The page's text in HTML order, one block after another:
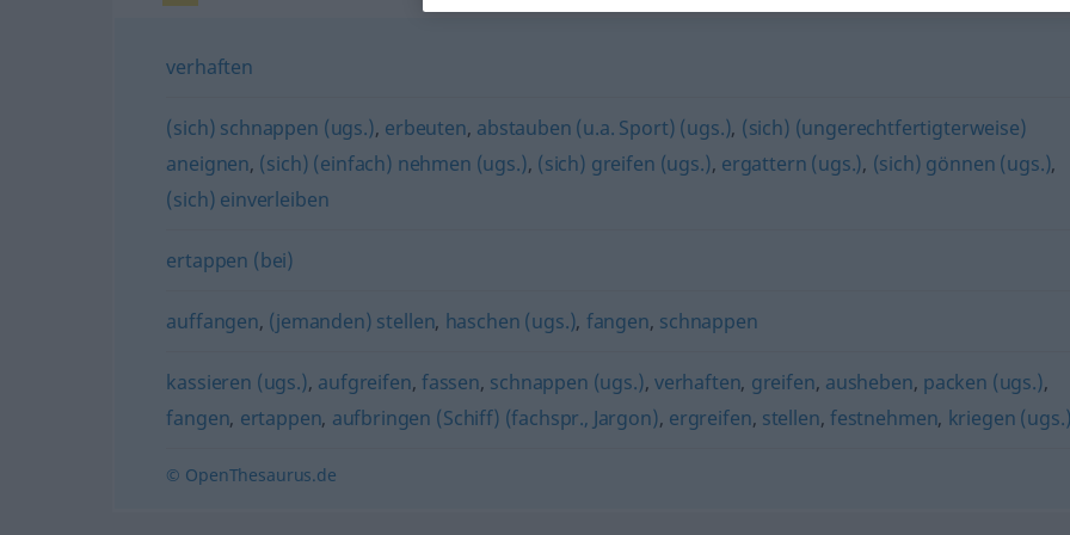
verhaften
(sich) schnappen (ugs.), erbeuten, abstauben (u.a. Sport) (ugs.), (sich) (ungerechtfertigterweise)
aneignen, (sich) (einfach) nehmen (ugs.), (sich) greifen (ugs.), ergattern (ugs.), (sich) gönnen (ugs.),
(sich) einverleiben
ertappen (bei)
auffangen, (jemanden) stellen, haschen (ugs.), fangen, schnappen
kassieren (ugs.), aufgreifen, fassen, schnappen (ugs.), verhaften, greifen, ausheben, packen (ugs.),
fangen, ertappen, aufbringen (Schiff) (fachspr., Jargon), ergreifen, stellen, festnehmen, kriegen
© OpenThesaurus.de